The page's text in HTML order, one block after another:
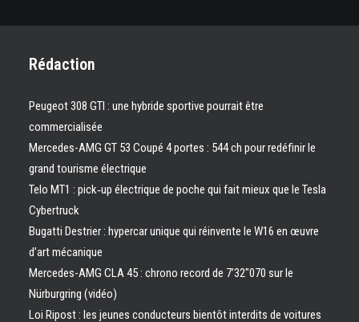
Rédaction
Peugeot 308 GTI : une hybride sportive pourrait être
commercialisée
Mercedes-AMG GT 53 Coupé 4 portes : 544 ch pour redéfinir le
grand tourisme électrique
Telo MT1 : pick‑up électrique de poche qui fait mieux que le Tesla
Cybertruck
Bugatti Destrier : hypercar unique qui réinvente le W16 en œuvre
d’art mécanique
Mercedes-AMG CLA 45 : chrono record de 7’32″070 sur le
Nürburgring (vidéo)
Loi Ripost : les jeunes conducteurs bientôt interdits de voitures